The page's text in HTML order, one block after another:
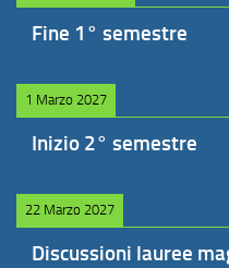
Fine 1° semestre
1 Marzo 2027
Inizio 2° semestre
22 Marzo 2027
Discussioni lauree